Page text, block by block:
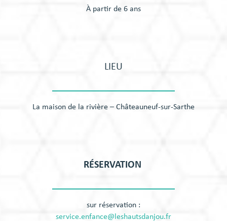
À partir de 6 ans
LIEU
La maison de la rivière – Châteauneuf-sur-Sarthe
RÉSERVATION
sur réservation :
service.enfance@leshautsdanjou.fr